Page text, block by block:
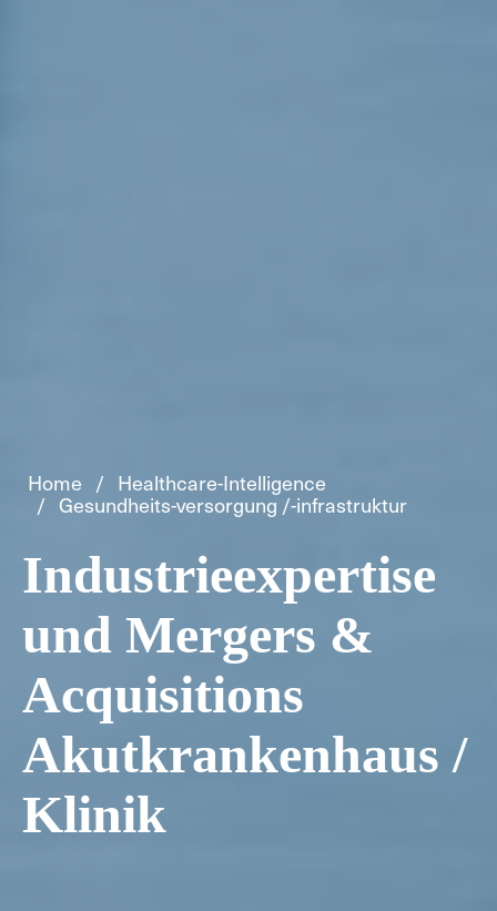
Home
Healthcare-Intelligence
Gesundheits-versorgung /-infrastruktur
Industrieexpertise
und Mergers &
Acquisitions
Akutkrankenhaus /
Klinik